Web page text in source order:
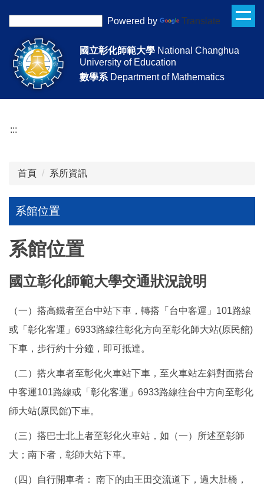
內
Powered by Translate
國立彰化師範大學 National Changhua
University of Education
數學系 Department of Mathematics
:::
首頁 系所資訊
系館位置
系館位置
國立彰化師範大學交通狀況說明
（一）搭高鐵者至台中站下車，轉搭「台中客運」101路線
或「彰化客運」6933路線往彰化方向至彰化師大站(原民館)
下車，步行約十分鐘，即可抵達。
（二）搭火車者至彰化火車站下車，至火車站左斜對面搭台
中客運101路線或「彰化客運」6933路線往台中方向至彰化
師大站(原民館)下車。
（三）搭巴士北上者至彰化火車站，如（一）所述至彰師
大；南下者，彰師大站下車。
（四）自行開車者： 南下的由王田交流道下，過大肚橋，